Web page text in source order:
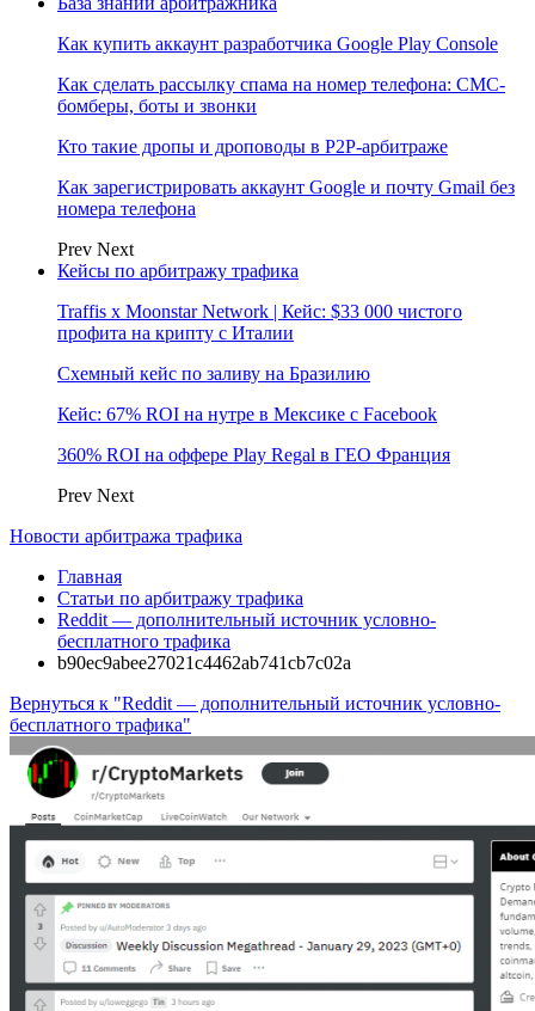
Как купить аккаунт разработчика Google Play Console
Как сделать рассылку спама на номер телефона: СМС-
бомберы, боты и звонки
Кто такие дропы и дроповоды в P2P-арбитраже
Как зарегистрировать аккаунт Google и почту Gmail без
номера телефона
Prev Next
Кейсы по арбитражу трафика
Traffis x Moonstar Network | Кейс: $33 000 чистого
профита на крипту с Италии
Схемный кейс по заливу на Бразилию
Кейс: 67% ROI на нутре в Мексике с Facebook
360% ROI на оффере Play Regal в ГЕО Франция
Prev Next
Новости арбитража трафика
Главная
Статьи по арбитражу трафика
Reddit — дополнительный источник условно-
бесплатного трафика
b90ec9abee27021c4462ab741cb7c02a
Вернуться к "Reddit — дополнительный источник условно-
бесплатного трафика"